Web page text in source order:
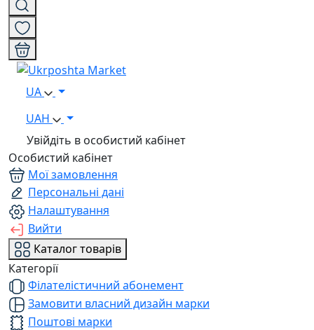
UA
UAH
Увійдіть в особистий кабінет
Особистий кабінет
Мої замовлення
Персональні дані
Налаштування
Вийти
Каталог товарів
Категорії
Філателістичний абонемент
Замовити власний дизайн марки
Поштові марки